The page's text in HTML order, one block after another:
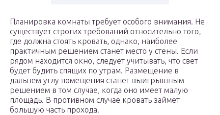
Планировка комнаты требует особого внимания. Не
существует строгих требований относительно того,
где должна стоять кровать, однако, наиболее
практичным решением станет место у стены. Если
рядом находится окно, следует учитывать, что свет
будет будить спящих по утрам. Размещение в
дальнем углу помещения станет выигрышным
решением в том случае, когда оно имеет малую
площадь. В противном случае кровать займет
большую часть прохода.